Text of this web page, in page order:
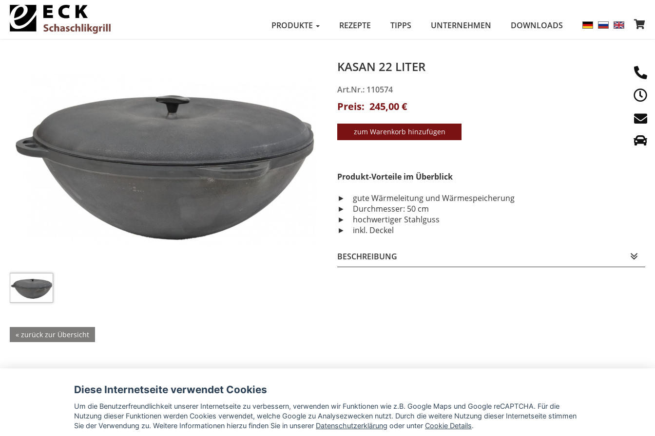
PRODUKTE REZEPTE TIPPS UNTERNEHMEN DOWNLOADS
KASAN 22 LITER
Art.Nr.: 110574
Preis: 245,00 €
zum Warenkorb hinzufügen
Produkt-Vorteile im Überblick
► gute Wärmeleitung und Wärmespeicherung
► Durchmesser: 50 cm
► hochwertiger Stahlguss
► inkl. Deckel
BESCHREIBUNG
« zurück zur Übersicht
Diese Internetseite verwendet Cookies
Um die Benutzerfreundlichkeit unserer Internetseite zu verbessern, verwenden wir Funktionen wie z.B. Google Maps und Google reCAPTCHA. Für die
Nutzung dieser Funktionen werden Cookies verwendet, welche Google zu Analysezwecken nutzt. Durch die weitere Nutzung dieser Internetseite stimmen
Sie der Verwendung zu. Weitere Informationen hierzu finden Sie in unserer Datenschutzerklärung oder unter Cookie Details.